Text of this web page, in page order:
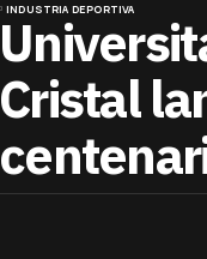
INDUSTRIA DEPORTIVA
Cristal